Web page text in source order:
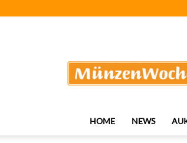
HOME NEWS